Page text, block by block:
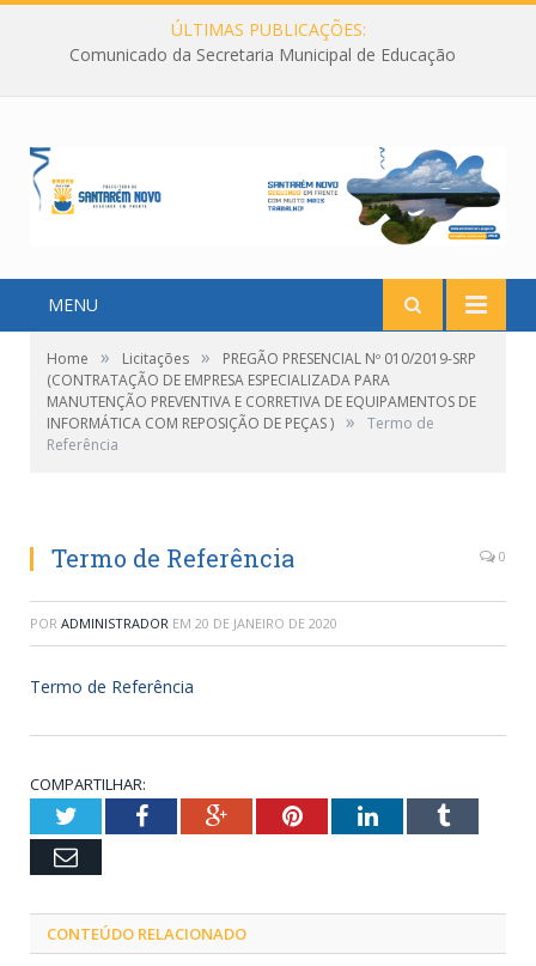
ÚLTIMAS PUBLICAÇÕES:
Comunicado da Secretaria Municipal de Educação
MENU
Home » Licitações »
PREGÃO PRESENCIAL Nº 010/2019-SRP
(CONTRATAÇÃO DE EMPRESA ESPECIALIZADA PARA
MANUTENÇÃO PREVENTIVA E CORRETIVA DE EQUIPAMENTOS DE
INFORMÁTICA COM REPOSIÇÃO DE PEÇAS ) »
Termo de
Referência
Termo de Referência 0
POR ADMINISTRADOR EM 20 DE JANEIRO DE 2020
Termo de Referência
COMPARTILHAR:
TwitterFacebookGoogle+PinterestLinkedInTumblr
Email
CONTEÚDO RELACIONADO